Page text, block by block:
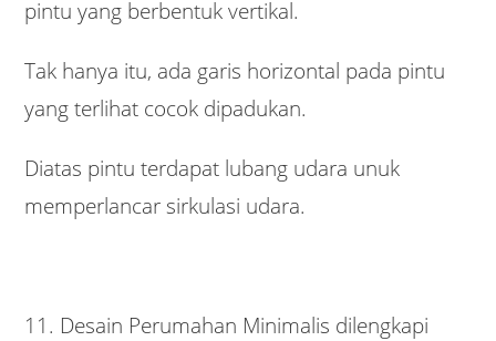
pintu yang berbentuk vertikal.
Tak hanya itu, ada garis horizontal pada pintu
yang terlihat cocok dipadukan.
Diatas pintu terdapat lubang udara unuk
memperlancar sirkulasi udara.
11. Desain Perumahan Minimalis dilengkapi